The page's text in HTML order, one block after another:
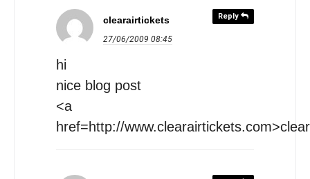
Reply
clearairtickets
27/06/2009 08:45
hi
nice blog post
<a
href=http://